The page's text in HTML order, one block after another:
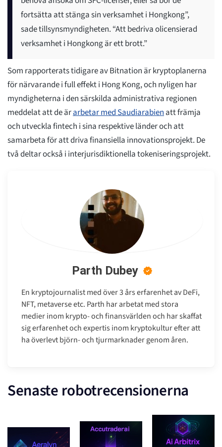
fortsätta att stänga sin verksamhet i Hongkong”,
sade tillsynsmyndigheten. “Att bedriva olicensierad
verksamhet i Hongkong är ett brott.”
Som rapporterats tidigare av Bitnation är kryptoplanerna
för närvarande i full effekt i Hong Kong, och nyligen har
myndigheterna i den särskilda administrativa regionen
meddelat att de ärarbetar med Saudiarabienatt främja
och utveckla fintech i sina respektive länder och att
samarbeta för att driva finansiella innovationsprojekt. De
två deltar också i interjurisdiktionella tokeniseringsprojekt.
Parth Dubey
En kryptojournalist med över 3 års erfarenhet av DeFi,
NFT, metaverse etc. Parth har arbetat med stora
medier inom krypto- och finansvärlden och har skaffat
sig erfarenhet och expertis inom kryptokultur efter att
ha överlevt björn- och tjurmarknader genom åren.
Senaste robotrecensionerna